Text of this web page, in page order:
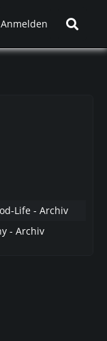
Anmelden
Life - Archiv
- Archiv